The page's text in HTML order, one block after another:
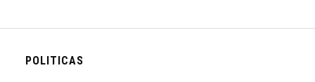
POLITICAS